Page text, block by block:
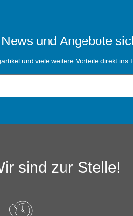
und Angebote
und viele weitere Vorteile direkt ins
sind zur Stelle!